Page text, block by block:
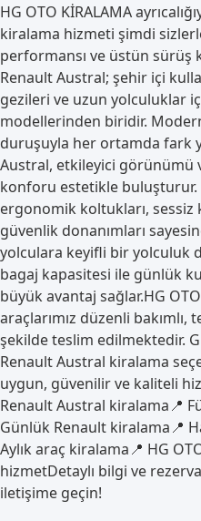
HG OTO KİRALAMA
kiralama hizmeti şimdi
performansı ve üstün
Renault Austral; şehir içi
gezileri ve uzun yolculuklar
modellerinden biridir.
duruşuyla her ortamda fark
Austral, etkileyici görünümü
konforu estetikle buluşturur.
ergonomik koltukları, sessiz
güvenlik donanımları
yolculara keyifli bir yolculuk
bagaj kapasitesi ile günlük
büyük avantaj sağlar.HG
araçlarımız düzenli bakımlı,
şekilde teslim edilmektedir.
Renault Austral kiralama
uygun, güvenilir ve kaliteli
Renault Austral kiralama📍
Günlük Renault kiralama📍
Aylık araç kiralama📍 HG
hizmetDetaylı bilgi ve
iletişime geçin!